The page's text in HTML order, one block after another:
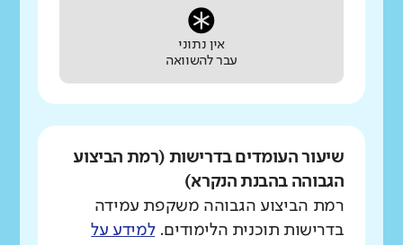
אין נתוני
עבר להשוואה
שיעור העומדים בדרישות (רמת הביצוע
הגבוהה בהבנת הנקרא)
רמת הביצוע הגבוהה משקפת עמידה
בדרישות תוכנית הלימודים.למידע על